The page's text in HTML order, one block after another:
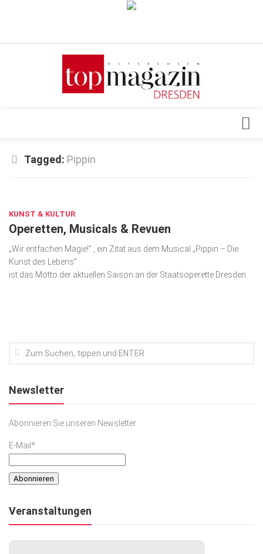
Verkaufsstellen
Top Gesundheitsforum Dresden / Ostsachsen
Geschäft
gesund & schön
Gesellschaft
Kunst & Kultur
SACHSEN IN PARIS
Tagged: Pippin
KUNST & KULTUR
Operetten, Musicals & Revuen
„Wir entfachen Magie!” , ein Zitat aus dem Musical „Pippin – Die
Kunst des Lebens”
ist das Motto der aktuellen Saison an der Staatsoperette Dresden.
Newsletter
Abonnieren Sie unseren Newsletter
E-Mail*
Veranstaltungen